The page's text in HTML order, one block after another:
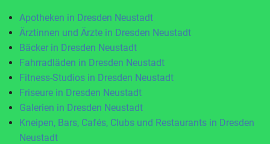
Apotheken in Dresden Neustadt
Ärztinnen und Ärzte in Dresden Neustadt
Bäcker in Dresden Neustadt
Fahrradläden in Dresden Neustadt
Fitness-Studios in Dresden Neustadt
Friseure in Dresden Neustadt
Galerien in Dresden Neustadt
Kneipen, Bars, Cafés, Clubs und Restaurants in Dresden
Neustadt